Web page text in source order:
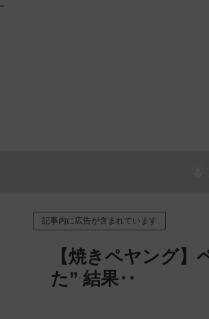
"
記事内に広告が含まれています
【焼きペヤング
た” 結果‥